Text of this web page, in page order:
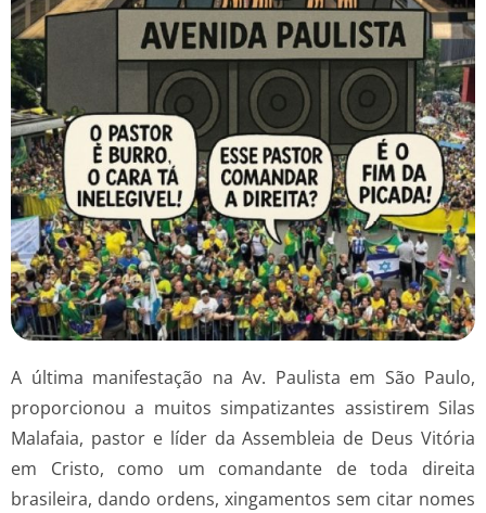
A última manifestação na Av. Paulista em São Paulo,
proporcionou a muitos simpatizantes assistirem Silas
Malafaia, pastor e líder da Assembleia de Deus Vitória
em Cristo, como um comandante de toda direita
brasileira, dando ordens, xingamentos sem citar nomes